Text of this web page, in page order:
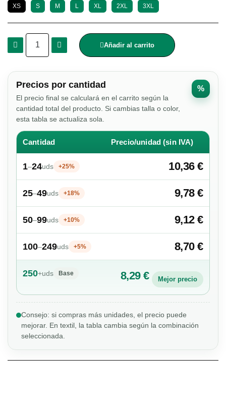
XS
S M L XL 2XL 3XL
Añadir al carrito
Precios por cantidad
El precio final se calculará en el carrito según la
cantidad total del producto. Si cambias talla o color,
esta tabla se actualiza sola.
%
Cantidad Precio/unidad (sin IVA)
1–24uds +25% 10,36 €
25–49uds +18% 9,78 €
50–99uds +10% 9,12 €
100–249uds +5% 8,70 €
250+uds Base 8,29 € Mejor precio
Consejo: si compras más unidades, el precio puede
mejorar. En textil, la tabla cambia según la combinación
seleccionada.